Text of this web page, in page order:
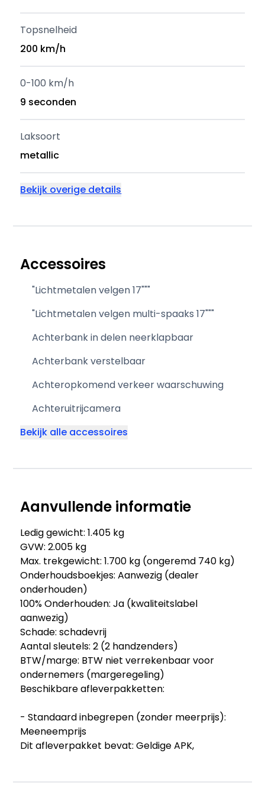
Topsnelheid
200 km/h
0-100 km/h
9 seconden
Laksoort
metallic
Bekijk overige details
Accessoires
"Lichtmetalen velgen 17"""
"Lichtmetalen velgen multi-spaaks 17"""
Achterbank in delen neerklapbaar
Achterbank verstelbaar
Achteropkomend verkeer waarschuwing
Achteruitrijcamera
Bekijk alle accessoires
Aanvullende informatie
Ledig gewicht: 1.405 kg
GVW: 2.005 kg
Max. trekgewicht: 1.700 kg (ongeremd 740 kg)
Onderhoudsboekjes: Aanwezig (dealer
onderhouden)
100% Onderhouden: Ja (kwaliteitslabel
aanwezig)
Schade: schadevrij
Aantal sleutels: 2 (2 handzenders)
BTW/marge: BTW niet verrekenbaar voor
ondernemers (margeregeling)
Beschikbare afleverpakketten:
- Standaard inbegrepen (zonder meerprijs):
Meeneemprijs
Dit afleverpakket bevat: Geldige APK,